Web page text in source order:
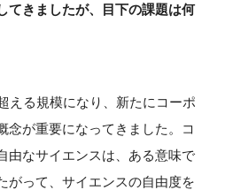
きましたが、目下の課題は何
える規模になり、新たにコーポ
念が重要になってきました。コ
由なサイエンスは、ある意味で
がって、サイエンスの自由度を